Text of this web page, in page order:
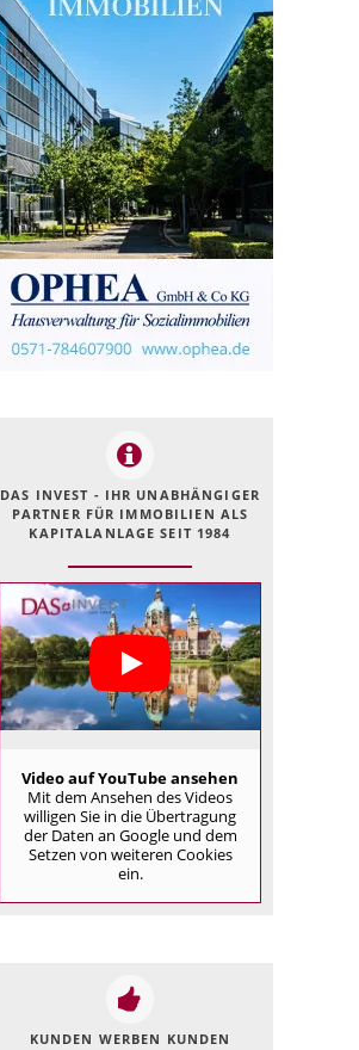
DAS INVEST - IHR UNABHÄNGIGER
PARTNER FÜR IMMOBILIEN ALS
KAPITALANLAGE SEIT 1984
Video auf YouTube ansehen
Mit dem Ansehen des Videos
willigen Sie in die Übertragung
der Daten an Google und dem
Setzen von weiteren Cookies
ein.
KUNDEN WERBEN KUNDEN